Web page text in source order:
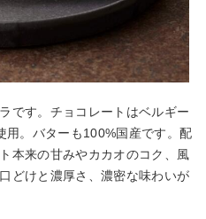
です。チョコレートはベルギー
用。バターも100%国産です。配
本来の甘みやカカオのコク、風
どけと濃厚さ、濃密な味わいが